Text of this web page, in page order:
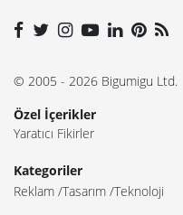
© 2005 - 2026 Bigumigu Ltd.
Özel İçerikler
Yaratıcı Fikirler
Kategoriler
Reklam Tasarım Teknoloji